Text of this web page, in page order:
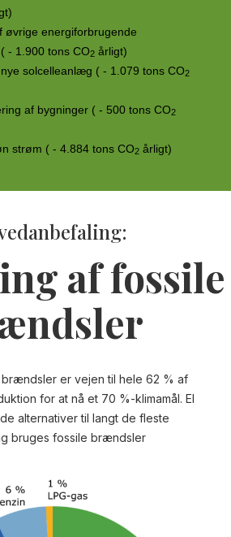
øvrige energiforbrugende
- 1.900 tons CO2 årligt)
solcelleanlæg ( - 1.079 tons CO2
af bygninger ( - 500 tons CO2
strøm ( - 4.884 tons CO2 årligt)
af fossile
er vejen til hele 62 % af
for at nå et 70 %-klimamål. El
alternativer til langt de fleste
bruges fossile brændsler